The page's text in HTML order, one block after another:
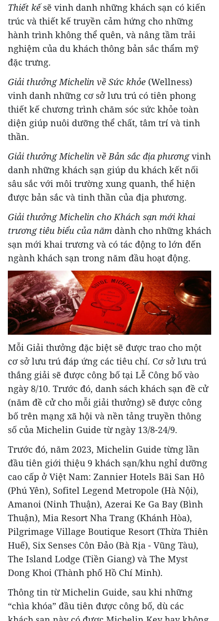
Thiết kếsẽ vinh danh những khách sạn có kiến
trúc và thiết kế truyền cảm hứng cho những
hành trình không thể quên, và nâng tầm trải
nghiệm của du khách thông bản sắc thẩm mỹ
đặc trưng.
Giải thưởng Michelin về Sức khỏe (Wellness)
vinh danh những cơ sở lưu trú có tiên phong
thiết kế chương trình chăm sóc sức khỏe toàn
diện giúp nuôi dưỡng thể chất, tâm trí và tinh
thần.
Giải thưởng Michelin về Bản sắc địa phươngvinh
danh những khách sạn giúp du khách kết nối
sâu sắc với môi trường xung quanh, thể hiện
được bản sắc và tinh thần của địa phương.
Giải thưởng Michelin cho Khách sạn mới khai
trương tiêu biểu của năm dành cho những khách
sạn mới khai trương và có tác động to lớn đến
ngành khách sạn trong năm đầu hoạt động.
Mỗi Giải thưởng đặc biệt sẽ được trao cho một
cơ sở lưu trú đáp ứng các tiêu chí. Cơ sở lưu trú
thắng giải sẽ được công bố tại Lễ Công bố vào
ngày 8/10. Trước đó, danh sách khách sạn đề cử
(năm đề cử cho mỗi giải thưởng) sẽ được công
bố trên mạng xã hội và nền tảng truyền thông
số của Michelin Guide từ ngày 13/8-24/9.
Trước đó, năm 2023, Michelin Guide từng lần
đầu tiên giới thiệu 9 khách sạn/khu nghỉ dưỡng
cao cấp ở Việt Nam: Zannier Hotels Bãi San Hô
(Phú Yên), Sofitel Legend Metropole (Hà Nội),
Amanoi (Ninh Thuận), Azerai Ke Ga Bay (Bình
Thuận), Mia Resort Nha Trang (Khánh Hòa),
Pilgrimage Village Boutique Resort (Thừa Thiên
Huế), Six Senses Côn Đảo (Bà Rịa - Vũng Tàu),
The Island Lodge (Tiền Giang) và The Myst
Dong Khoi (Thành phố Hồ Chí Minh).
Thông tin từ Michelin Guide, sau khi những
“chìa khóa” đầu tiên được công bố, dù các